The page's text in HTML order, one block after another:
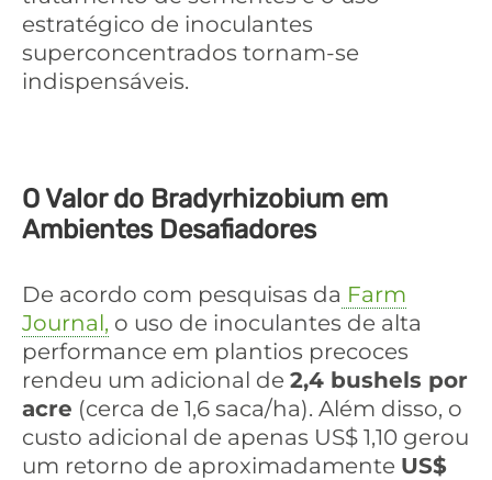
estratégico de inoculantes
superconcentrados tornam-se
indispensáveis.
O Valor do Bradyrhizobium em
Ambientes Desafiadores
De acordo com pesquisas da Farm
Journal, o uso de inoculantes de alta
performance em plantios precoces
rendeu um adicional de 2,4 bushels por
acre (cerca de 1,6 saca/ha). Além disso, o
custo adicional de apenas US$ 1,10 gerou
um retorno de aproximadamente US$